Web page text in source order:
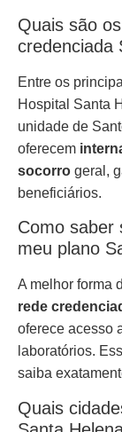
Quais são
credenciada
Entre os
Hospital Santa
unidade de
oferecem
socorro geral,
beneficiários.
Como saber
meu plano
A melhor forma
rede
oferece acesso
laboratórios.
saiba
Quais